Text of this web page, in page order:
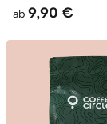
ab 9,90 €